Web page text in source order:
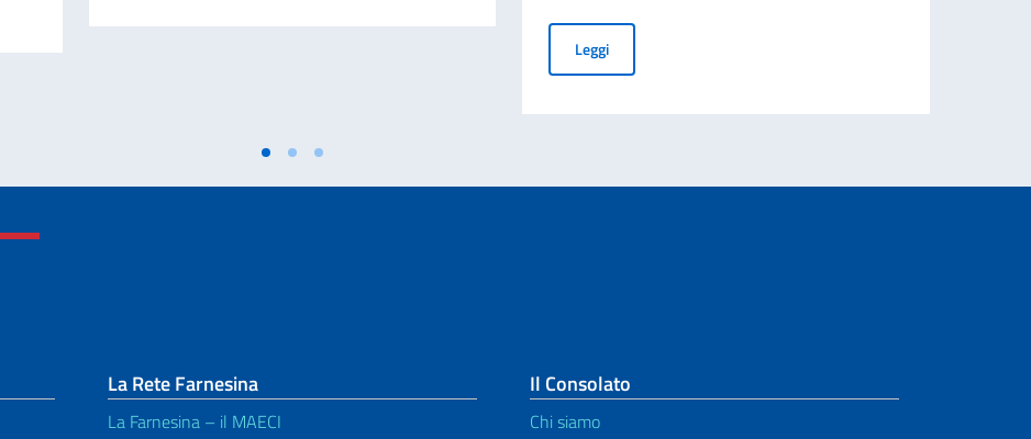
LeggiCARTE D’IDENTITÀ ELETTRONICHE: VALIDITÀ ILLIMITATA
La Rete Farnesina
La Farnesina – il MAECI
Il Consolato
Chi siamo